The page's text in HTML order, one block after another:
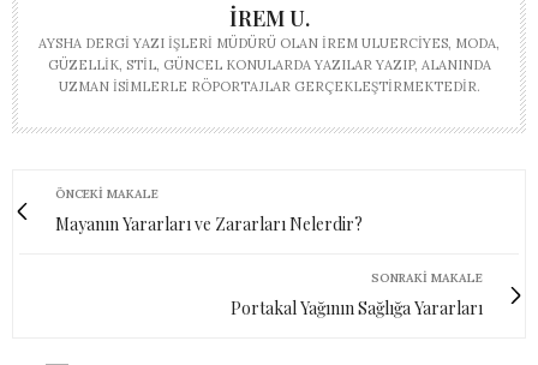
İREM U.
AYSHA DERGI YAZI İŞLERI MÜDÜRÜ OLAN İREM ULUERCIYES, MODA,
GÜZELLIK, STIL, GÜNCEL KONULARDA YAZILAR YAZIP, ALANINDA
UZMAN ISIMLERLE RÖPORTAJLAR GERÇEKLEŞTIRMEKTEDIR.
ÖNCEKI MAKALE
Mayanın Yararları ve Zararları Nelerdir?
SONRAKI MAKALE
Portakal Yağının Sağlığa Yararları